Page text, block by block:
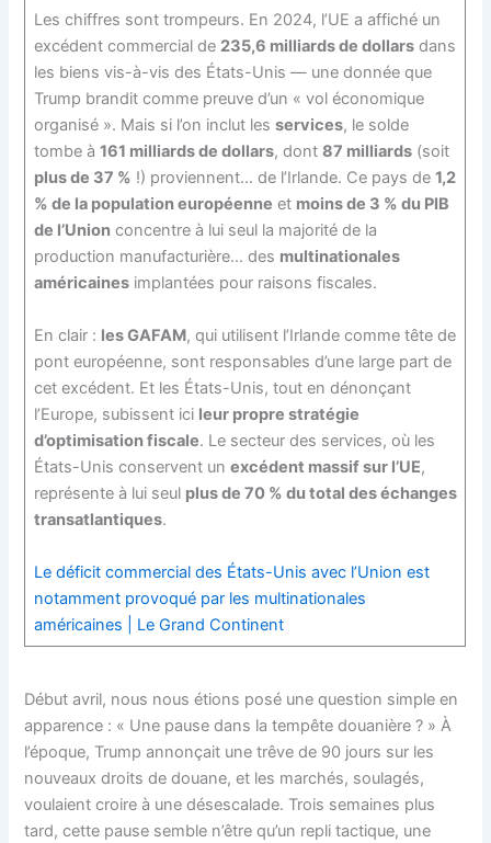
Les chiffres sont trompeurs. En 2024, l’UE a affiché un
excédent commercial de 235,6 milliards de dollarsdans
les biens vis-à-vis des États-Unis — une donnée que
Trump brandit comme preuve d’un « vol économique
organisé ». Mais si l’on inclut les services, le solde
tombe à 161 milliards de dollars, dont 87 milliards(soit
plus de 37 % !) proviennent… de l’Irlande. Ce pays de 1,2
% de la population européenne et moins de 3 % du PIB
de l’Unionconcentre à lui seul la majorité de la
production manufacturière… des multinationales
américainesimplantées pour raisons fiscales.
En clair : les GAFAM, qui utilisent l’Irlande comme tête de
pont européenne, sont responsables d’une large part de
cet excédent. Et les États-Unis, tout en dénonçant
l’Europe, subissent ici leur propre stratégie
d’optimisation fiscale. Le secteur des services, où les
États-Unis conservent un excédent massif sur l’UE,
représente à lui seul plus de 70 % du total des échanges
transatlantiques.
Le déficit commercial des États-Unis avec l’Union est
notamment provoqué par les multinationales
américaines | Le Grand Continent
Début avril, nous nous étions posé une question simple en
apparence : « Une pause dans la tempête douanière ? » À
l’époque, Trump annonçait une trêve de 90 jours sur les
nouveaux droits de douane, et les marchés, soulagés,
voulaient croire à une désescalade. Trois semaines plus
tard, cette pause semble n’être qu’un repli tactique, une